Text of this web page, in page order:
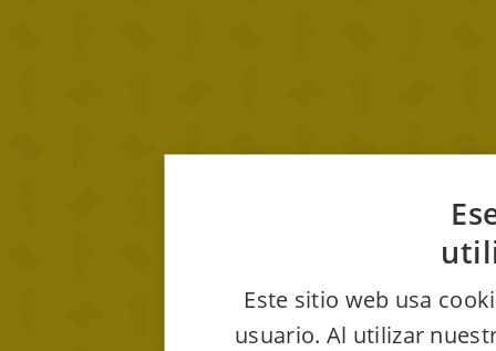
Este sitio web usa
usuario. Al utilizar